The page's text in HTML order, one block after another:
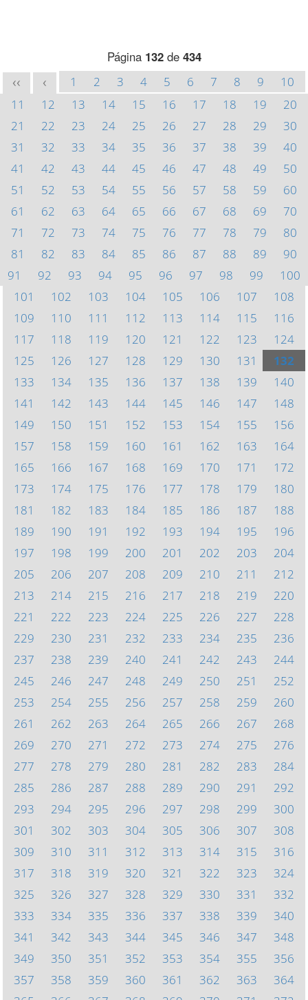
Página 132de 434
<< < 1 2 3 4 5 6 7 8 9
10
11
12 13 14 15 16 17 18 19
20
21
22 23 24 25 26 27 28 29
30
31
32 33 34 35 36 37 38 39
40
41
42 43 44 45 46 47 48 49
50
51
52 53 54 55 56 57 58 59
60
61
62 63 64 65 66 67 68 69
70
71
72 73 74 75 76 77 78 79
80
81
82 83 84 85 86 87 88 89
90
91
92 93 94 95 96 97 98 99
100
101
102 103 104 105 106 107
108
109
110 111 112 113 114 115
116
117
118 119 120 121 122 123
124
125
126 127 128 129 130 131
132
133
134 135 136 137 138 139
140
141
142 143 144 145 146 147
148
149
150 151 152 153 154 155
156
157
158 159 160 161 162 163
164
165
166 167 168 169 170 171
172
173
174 175 176 177 178 179
180
181
182 183 184 185 186 187
188
189
190 191 192 193 194 195
196
197
198 199 200 201 202 203
204
205
206 207 208 209 210 211
212
213
214 215 216 217 218 219
220
221
222 223 224 225 226 227
228
229
230 231 232 233 234 235
236
237
238 239 240 241 242 243
244
245
246 247 248 249 250 251
252
253
254 255 256 257 258 259
260
261
262 263 264 265 266 267
268
269
270 271 272 273 274 275
276
277
278 279 280 281 282 283
284
285
286 287 288 289 290 291
292
293
294 295 296 297 298 299
300
301
302 303 304 305 306 307
308
309
310 311 312 313 314 315
316
317
318 319 320 321 322 323
324
325
326 327 328 329 330 331
332
333
334 335 336 337 338 339
340
341
342 343 344 345 346 347
348
349
350 351 352 353 354 355
356
357
358 359 360 361 362 363
364